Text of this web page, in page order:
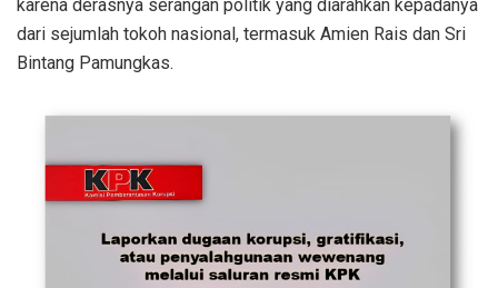
karena derasnya serangan politik yang diarahkan kepadanya
dari sejumlah tokoh nasional, termasuk Amien Rais dan Sri
Bintang Pamungkas.